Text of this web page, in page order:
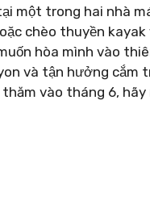
một trong hai nhà
chèo thuyền
hòa mình vào
và tận hưởng cắm
vào tháng 6,